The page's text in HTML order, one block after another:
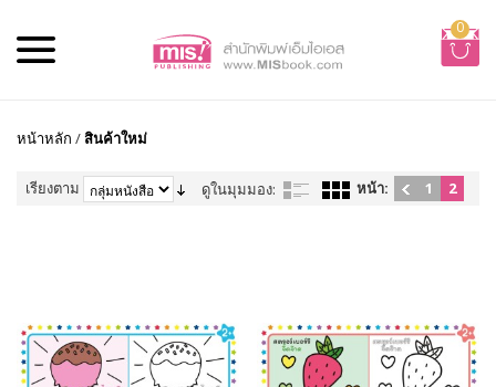
0
หน้าหลัก /สินค้าใหม่
เรียงตาม ดูในมุมมอง: หน้า: 1 2